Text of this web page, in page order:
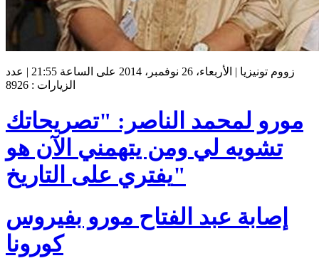
زووم تونيزيا | الأربعاء، 26 نوفمبر، 2014 على الساعة 21:55 | عدد
الزيارات : 8926
مورو لمحمد الناصر: "تصريحاتك
تشويه لي ومن يتهمني الآن هو
يفتري على التاريخ"
إصابة عبد الفتاح مورو بفيروس
كورونا